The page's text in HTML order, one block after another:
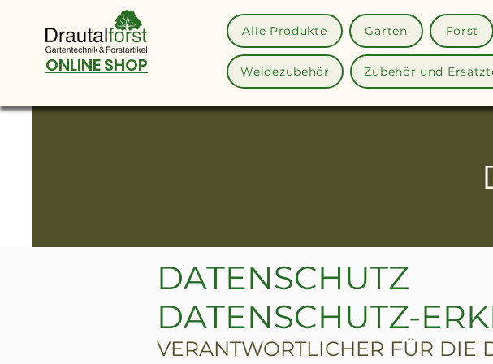
ONLINE SHOP
Alle Produkte Garten Forst
Weidezubehör Zubehör und
DATENSCHUTZ
DATENSCHUTZ-
VERANTWORTLICHER FÜR DIE